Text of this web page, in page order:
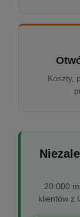
Koszty,
20 000
klientów z